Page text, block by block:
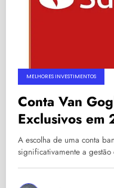
MELHORES INVESTIMENTOS
Conta Van
Exclusivos em
A escolha de uma conta
significativamente a